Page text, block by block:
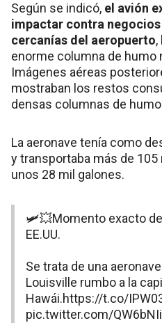
Según se indicó, el avión
impactar contra negocios
cercanías del aeropuerto
enorme columna de humo
Imágenes aéreas
mostraban los restos
densas columnas de
La aeronave tenía como
y transportaba más de
unos 28 mil galones.
🛩️💥Momento exacto
EE.UU.
Se trata de una
Louisville rumbo a la
Hawái.https://t.co/
pic.twitter.com/